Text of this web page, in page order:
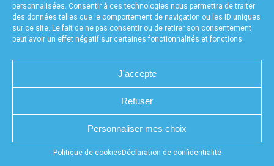
personnalisées. Consentir à ces technologies nous permettra de traiter
des données telles que le comportement de navigation ou les ID uniques
sur ce site. Le fait de ne pas consentir ou de retirer son consentement
peut avoir un effet négatif sur certaines fonctionnalités et fonctions.
J'accepte
Refuser
Personnaliser mes choix
Politique de cookies Déclaration de confidentialité
Appuyez sur le bouton partager en bas de votre
CHARTE DE CONFIDENTIALITÉ
NOUS CONTACTER
POLITIQUE DE COOKIES (UE)
DÉCLARATION DE CONFIDENTIALITÉ (UE)